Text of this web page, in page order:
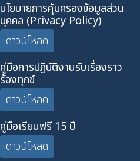
นโยบายการคุ้มครองข้อมูลส่วน
บุคคล (Privacy Policy)
ดาวน์โหลด
คู่มือการปฏิบัติงานรับเรื่องราว
ร้องทุกข์
ดาวน์โหลด
คู่มือเรียนฟรี 15 ปี
ดาวน์โหลด